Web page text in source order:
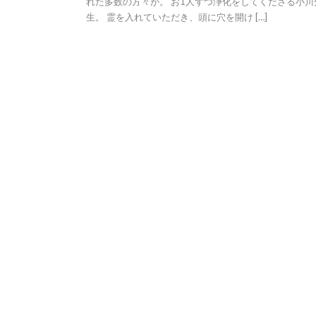
生。 霊を入れていただき、頭に穴を開け […]